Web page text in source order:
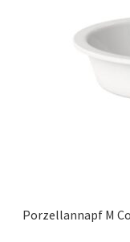
Porzellannapf M